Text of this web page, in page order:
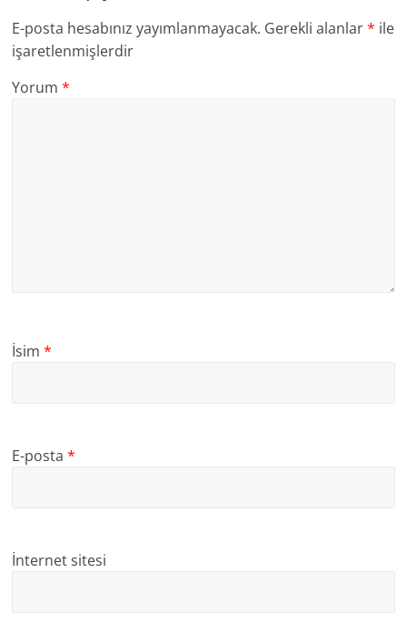
E-posta hesabınız yayımlanmayacak. Gerekli alanlar* ile
işaretlenmişlerdir
Yorum*
İsim*
E-posta*
İnternet sitesi